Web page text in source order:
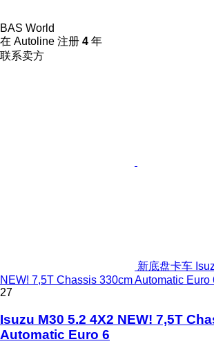
BAS World
在 Autoline 注册 4 年
联系卖方
新底盘卡车
NEW! 7,5T Chassis 330cm Automatic Euro
27
Isuzu M30 5.2 4X2 NEW! 7,5T
Automatic Euro 6